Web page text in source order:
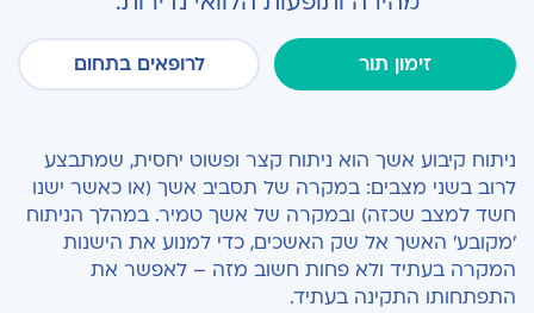
כמה זמן אורך ניתוח קיבוע אשך?
מה הם ההנחיות ליום הניתוח?
זימון תור לרופאים בתחום
ניתוח קיבוע אשך הוא ניתוח קצר ופשוט יחסית, שמתבצע
לרוב בשני מצבים: במקרה של תסביב אשך (או כאשר ישנו
חשד למצב שכזה) ובמקרה של אשך טמיר. במהלך הניתוח
'מקובע' האשך אל שק האשכים, כדי למנוע את הישנות
המקרה בעתיד ולא פחות חשוב מזה – לאפשר את
התפתחותו התקינה בעתיד.